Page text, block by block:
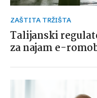
ZAŠTITA TRŽIŠTA
Talijanski
za najam e-